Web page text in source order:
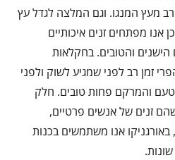
מעץ המנגו. וגם המלצה לגדל עץ
אנו מפתחים זנים איכותיים
הישנים והטובים. בחקלאות
זמן רב לפני שמגיע לשוק ולפני
והמרקם פחות טובים. חלק
זנים של אנשים פרטיים,
באורגניקו אנו משתמשים בכנות